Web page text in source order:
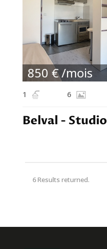
Belval -
1 6
850 € /mois
6 Results returned.